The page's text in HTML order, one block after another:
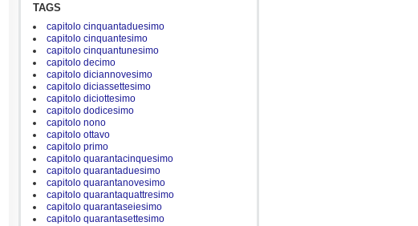
TAGS
capitolo cinquantaduesimo
capitolo cinquantesimo
capitolo cinquantunesimo
capitolo decimo
capitolo diciannovesimo
capitolo diciassettesimo
capitolo diciottesimo
capitolo dodicesimo
capitolo nono
capitolo ottavo
capitolo primo
capitolo quarantacinquesimo
capitolo quarantaduesimo
capitolo quarantanovesimo
capitolo quarantaquattresimo
capitolo quarantaseiesimo
capitolo quarantasettesimo